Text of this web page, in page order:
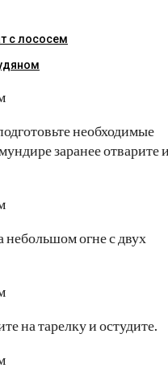
с лососем
необходимые
заранее отварите
огне с двух
на тарелку и остудите.